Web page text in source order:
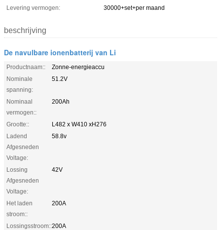
Levering vermogen:
30000+set+per maand
beschrijving
De navulbare ionenbatterij van Li
Productnaam::
Zonne-energieaccu
Nominale
spanning:
51.2V
Nominaal
vermogen::
200Ah
Grootte::
L482 x W410 xH276
Ladend
Afgesneden
Voltage:
58.8v
Lossing
Afgesneden
Voltage:
42V
Het laden
stroom::
200A
Lossingsstroom::200A